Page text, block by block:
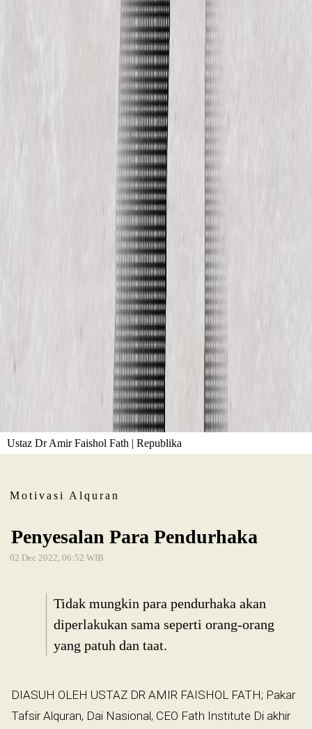
Ustaz Dr Amir Faishol Fath | Republika
Motivasi Alquran
Penyesalan Para Pendurhaka
02 Dec 2022, 06:52 WIB
Tidak mungkin para pendurhaka akan
diperlakukan sama seperti orang-orang
yang patuh dan taat.
DIASUH OLEH USTAZ DR AMIR FAISHOL FATH; Pakar
Tafsir Alquran, Dai Nasional, CEO Fath Institute Di akhir